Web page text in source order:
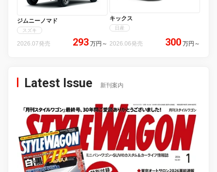
ジムニーノマド
スズキ
2026.07発売 293 万円 ～
キックス
日産
2026.06発売 300 万円 ～
Latest Issue 新刊案内